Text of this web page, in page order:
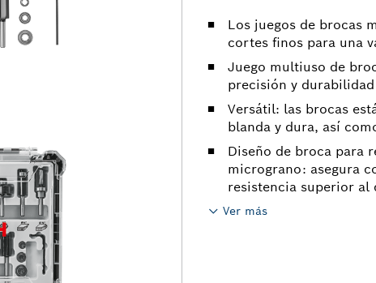
Los juegos de brocas
cortes finos para una
Juego multiuso de
precisión y durabilidad
Versátil: las brocas
blanda y dura, así
Diseño de broca para
micrograno: asegura
resistencia superior al
Ver más